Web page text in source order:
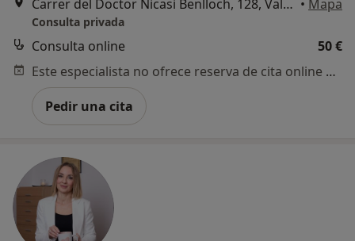
Carrer del Doctor Nicasi Benlloch, 128, Valencia • Mapa
Consulta privada
Consulta online
50 €
Este especialista no ofrece reserva de cita online en esta dirección.
Pedir una cita